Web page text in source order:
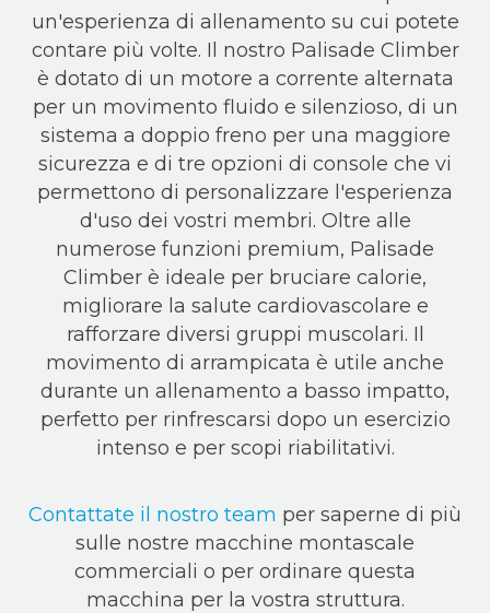
un'esperienza di allenamento su cui potete
contare più volte. Il nostro Palisade Climber
è dotato di un motore a corrente alternata
per un movimento fluido e silenzioso, di un
sistema a doppio freno per una maggiore
sicurezza e di tre opzioni di console che vi
permettono di personalizzare l'esperienza
d'uso dei vostri membri. Oltre alle
numerose funzioni premium, Palisade
Climber è ideale per bruciare calorie,
migliorare la salute cardiovascolare e
rafforzare diversi gruppi muscolari. Il
movimento di arrampicata è utile anche
durante un allenamento a basso impatto,
perfetto per rinfrescarsi dopo un esercizio
intenso e per scopi riabilitativi.
Contattate il nostro team per saperne di più
sulle nostre macchine montascale
commerciali o per ordinare questa
macchina per la vostra struttura.